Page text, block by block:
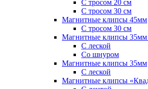
С тросом 20 см
С тросом 30 см
Магнитные клипсы 45мм
С тросом 30 см
Магнитные клипсы 35мм
С леской
Со шнуром
Магнитные клипсы 35мм
С леской
Магнитные клипсы